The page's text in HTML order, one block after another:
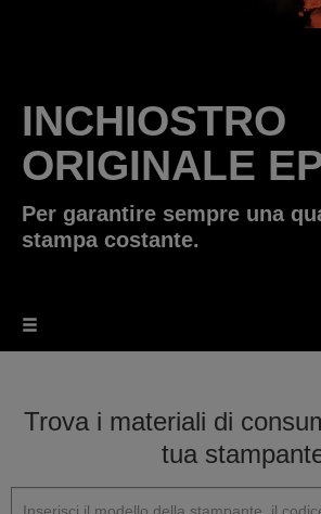
INCHIOSTRO
ORIGINALE
Per garantire sempre una
stampa costante.
Trova i materiali di
tua